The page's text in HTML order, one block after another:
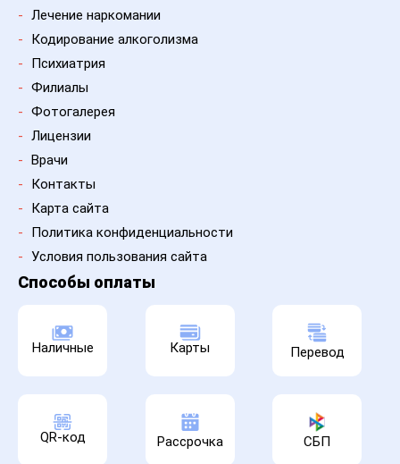
- Лечение наркомании
-
Кодирование алкоголизма
-
Психиатрия
- Филиалы
- Фотогалерея
- Лицензии
- Врачи
-
Контакты
-
Карта сайта
-
Политика конфиденциальности
- Условия пользования сайта
Способы оплаты
Наличные Карты Перевод
QR-код Рассрочка СБП